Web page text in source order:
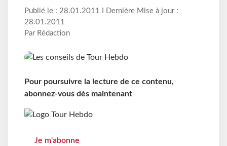
Publié le : 28.01.2011 I Dernière Mise à jour :
28.01.2011
Par Rédaction
Pour poursuivre la lecture de ce contenu,
abonnez-vous dès maintenant
Je m'abonne